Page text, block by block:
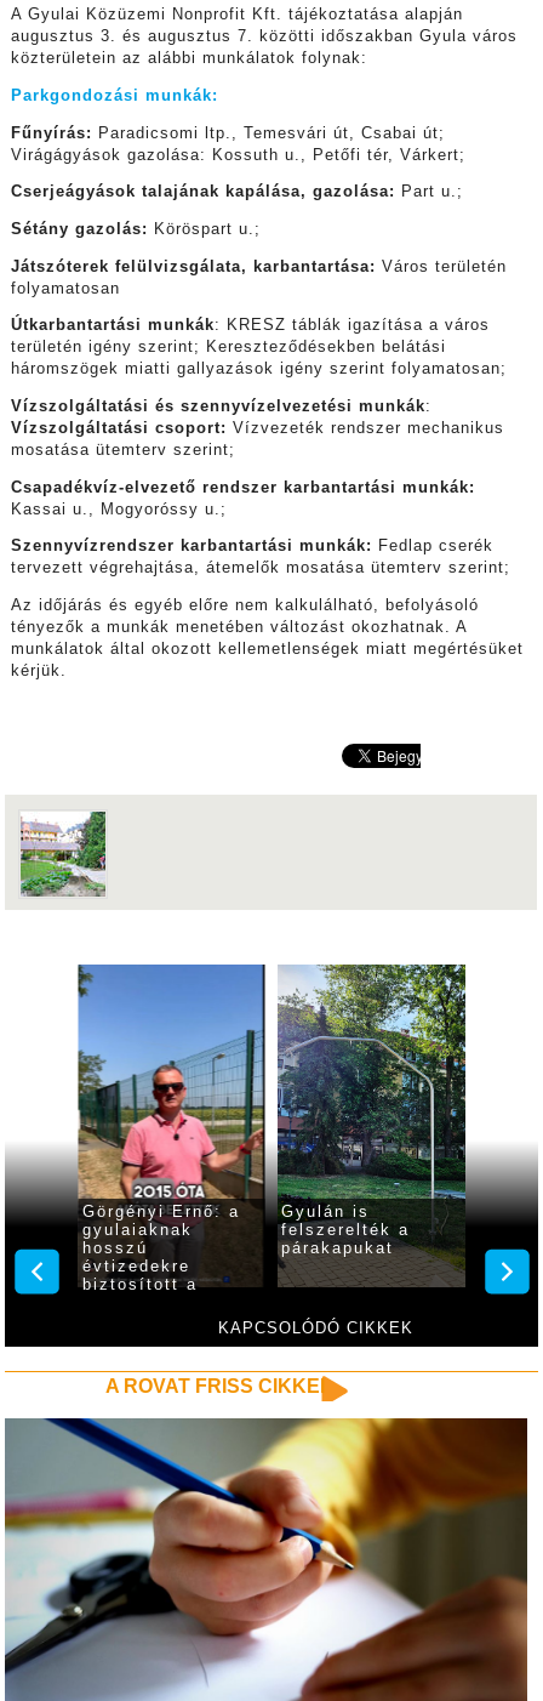
A Gyulai Közüzemi Nonprofit Kft. tájékoztatása alapján
augusztus 3. és augusztus 7. közötti időszakban Gyula város
közterületein az alábbi munkálatok folynak:
Parkgondozási munkák:
Fűnyírás:
Paradicsomi ltp., Temesvári út, Csabai út;
Virágágyások gazolása: Kossuth u., Petőfi tér, Várkert;
Cserjeágyások talajának kapálása, gazolása: Part u.;
Sétány gazolás: Köröspart u.;
Játszóterek felülvizsgálata, karbantartása: Város területén
folyamatosan
Útkarbantartási munkák: KRESZ táblák igazítása a város
területén igény szerint; Kereszteződésekben belátási
háromszögek miatti gallyazások igény szerint folyamatosan;
Vízszolgáltatási és szennyvízelvezetési munkák:
Vízszolgáltatási csoport: Vízvezeték rendszer mechanikus
mosatása ütemterv szerint;
Csapadékvíz-elvezető rendszer karbantartási munkák:
Kassai u., Mogyoróssy u.;
Szennyvízrendszer karbantartási munkák:
Fedlap cserék
tervezett végrehajtása, átemelők mosatása ütemterv szerint;
Az időjárás és egyéb előre nem kalkulálható, befolyásoló
tényezők a munkák menetében változást okozhatnak. A
munkálatok által okozott kellemetlenségek miatt megértésüket
kérjük.
KAPCSOLÓDÓ CIKKEK
ültetik
Görgényi Ernő: a
gyulaiaknak
hosszú
évtizedekre
biztosított a
mennyiségű és
minőségű ivóvíz
Gyulán is
felszerelték a
párakapukat
a
A ROVAT FRISS CIKKEI